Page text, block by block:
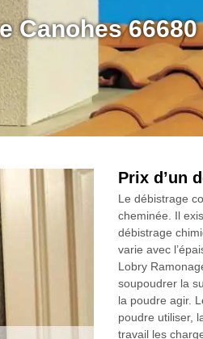
Canohes 66680
Prix d’un
Le débistrage
cheminée. Il
débistrage
varie avec
Lobry
soupoudrer la
la poudre agir.
poudre utiliser,
travail les